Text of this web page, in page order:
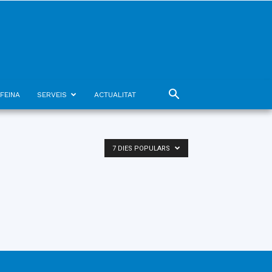
SERVEIS ACTUALITAT
7 DIES POPULARS